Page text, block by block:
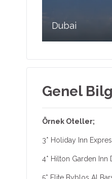
Dubai
Dubai özellikle kış
gezisi ve farklı
çıkar.
Genel
Örnek Oteller;
3* Holiday Inn
4* Hilton Garden Inn
5* Elite Byblos Al